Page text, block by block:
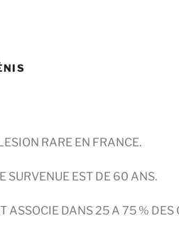
RARE EN FRANCE.
SURVENUE EST DE 60 ANS.
ASSOCIE DANS 25 A 75 % DES